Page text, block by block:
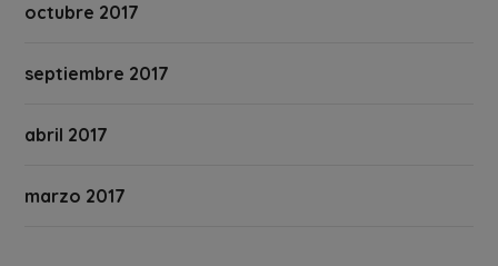
octubre 2017
septiembre 2017
abril 2017
marzo 2017